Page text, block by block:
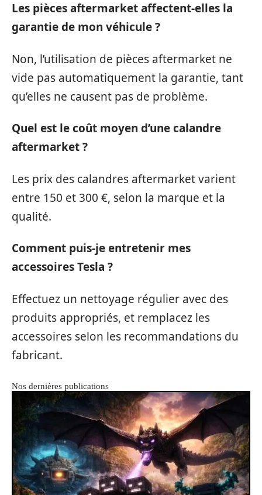
Les pièces aftermarket affectent-elles la
garantie de mon véhicule ?
Non, l’utilisation de pièces aftermarket ne
vide pas automatiquement la garantie, tant
qu’elles ne causent pas de problème.
Quel est le coût moyen d’une calandre
aftermarket ?
Les prix des calandres aftermarket varient
entre 150 et 300 €, selon la marque et la
qualité.
Comment puis-je entretenir mes
accessoires Tesla ?
Effectuez un nettoyage régulier avec des
produits appropriés, et remplacez les
accessoires selon les recommandations du
fabricant.
Nos dernières publications